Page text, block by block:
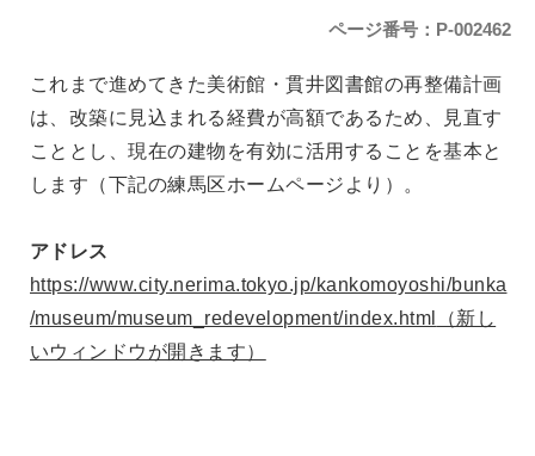
ページ番号：P-002462
これまで進めてきた美術館・貫井図書館の再整備計画
は、改築に見込まれる経費が高額であるため、見直す
こととし、現在の建物を有効に活用することを基本と
します（下記の練馬区ホームページより）。
アドレス
https://www.city.nerima.tokyo.jp/kankomoyoshi/bunka
/museum/museum_redevelopment/index.html
（新し
いウィンドウが開きます）